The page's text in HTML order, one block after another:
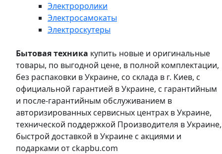
Электроролики
Электросамокаты
Электроскутеры
Бытовая техника купить новые и оригинальные
товары, по выгодной цене, в полной комплектации,
без распаковки в Украине, со склада в г. Киев, с
официальной гарантией в Украине, с гарантийным
и после-гарантийным обслуживанием в
авторизированных сервисных центрах в Украине,
технической поддержкой Производителя в Украине,
быстрой доставкой в Украине с акциями и
подарками от ckapbu.com